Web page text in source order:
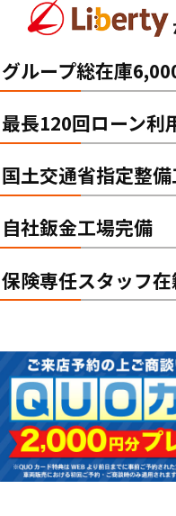
グループ総在庫
最長120回ローン利
国土交通省指定整
自社鈑金工場完備
保険専任スタッフ在